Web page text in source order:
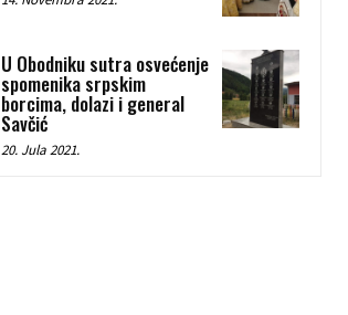
U Obodniku sutra osvećenje
spomenika srpskim
borcima, dolazi i general
Savčić
20. Jula 2021.